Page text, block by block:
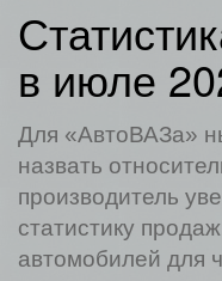
в июле
Для «АвтоВАЗа»
назвать
производитель
статистику
автомобилей для